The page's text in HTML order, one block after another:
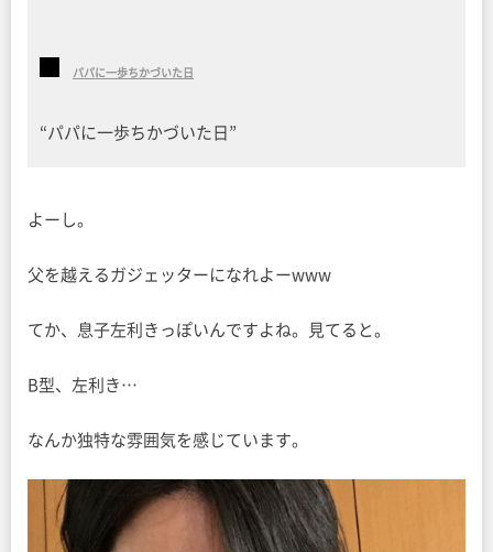
パパに一歩ちかづいた日
“パパに一歩ちかづいた日”
よーし。
父を越えるガジェッターになれよーwww
てか、息子左利きっぽいんですよね。見てると。
B型、左利き…
なんか独特な雰囲気を感じています。